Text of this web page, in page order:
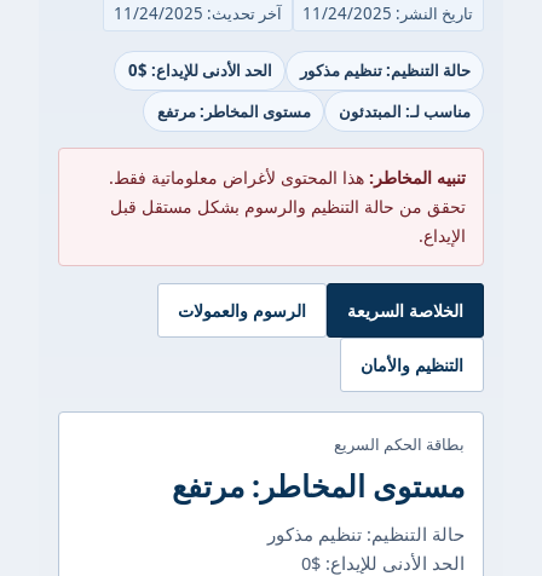
تاريخ النشر: 11/24/2025 آخر تحديث: 11/24/2025
حالة التنظيم: تنظيم مذكور
الحد الأدنى للإيداع: $0
مناسب لـ: المبتدئون
مستوى المخاطر: مرتفع
تنبيه المخاطر:هذا المحتوى لأغراض معلوماتية فقط.
تحقق من حالة التنظيم والرسوم بشكل مستقل قبل
الإيداع.
الخلاصة السريعة الرسوم والعمولات
التنظيم والأمان
بطاقة الحكم السريع
مستوى المخاطر: مرتفع
حالة التنظيم: تنظيم مذكور
الحد الأدنى للإيداع: $0